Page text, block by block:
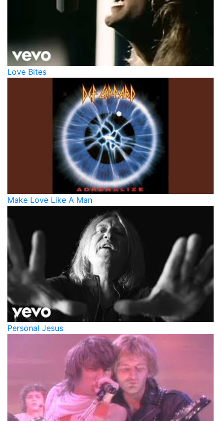
Love Bites
Make Love Like A Man
Personal Jesus